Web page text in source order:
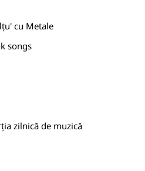
cu Metale
songs
zilnică de muzică